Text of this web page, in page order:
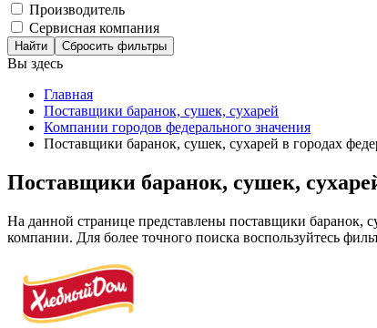
Производитель
Сервисная компания
Сбросить фильтры
Вы здесь
Главная
Поставщики баранок, сушек, сухарей
Компании городов федерального значения
Поставщики баранок, сушек, сухарей в городах
Поставщики баранок, сушек,
На данной странице представлены поставщики баранок,
компании. Для более точного поиска воспользуйтесь